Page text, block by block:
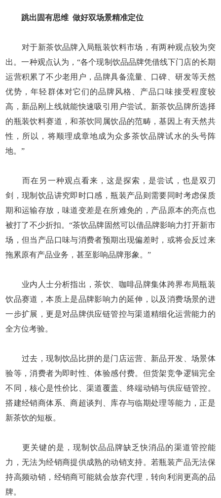
跳出固有思维做好双场景精准定位
对于新茶饮品牌入局瓶装饮料市场，有两种观点较为突
出。一种观点认为，“各个现制饮品品牌凭借线下门店的长期
运营积累了不少老用户，品牌具备流量、口碑、研发等天然
优势，年轻群体对它们的品牌风格、产品口味接受程度较
高，新品刚上线就能快速吸引用户尝试。新茶饮品牌所选择
的瓶装饮料赛道，和茶饮同属饮品的范畴，基因上有天然共
性，所以，将顺理成章地成为众多茶饮品牌试水的头号阵
地。”
而在另一种观点看来，这是探索，是尝试，也是双刃
剑，现制饮品讲究即时口感，瓶装产品则需要同时考虑保质
期和运输存放，味道变差是在所难免的，产品原本的亮点也
被打了不少折扣。“茶饮品牌固然可以借品牌影响力打开新市
场，但当产品口味与消费者预期出现偏差时，或将会反过来
拖累原有产品业务，甚至影响品牌形象。”
业内人士分析指出，茶饮、咖啡品牌集体跨界布局瓶装
饮品赛道，本质上是品牌影响力的延伸，以及消费场景的进
一步扩展，更是对品牌供应链管控与渠道精细化运营能力的
全方位考验。
过去，现制饮品比拼的是门店运营、新品开发、场景体
验等，消费者为即时性、体验感付费。但货架竞争逻辑完全
不同，核心是性价比、渠道覆盖、终端动销与供应链管控。
搭建经销商体系、商超谈判、库存与临期处理等能力，正是
新茶饮的短板。
更关键的是，现制饮品品牌缺乏快消品的渠道管控能
力，无法为经销商提供成熟的动销支持。若瓶装产品无法保
持高频动销，经销商可能就会放弃代理，转向利润更高的品
牌。